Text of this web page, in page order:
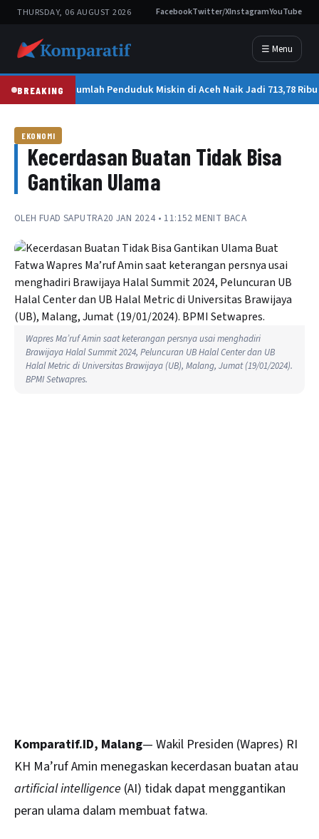
THURSDAY, 06 AUGUST 2026 FacebookTwitter/XInstagramYouTube
☰ Menu
BREAKINGBPS: Jumlah Penduduk Miskin di Aceh Naik Jadi 713,78 Ribu
EKONOMI
Kecerdasan Buatan Tidak Bisa
Gantikan Ulama
OLEH FUAD SAPUTRA20 JAN 2024 • 11:152 MENIT BACA
Wapres Ma’ruf Amin saat keterangan persnya usai menghadiri
Brawijaya Halal Summit 2024, Peluncuran UB Halal Center dan UB
Halal Metric di Universitas Brawijaya (UB), Malang, Jumat (19/01/2024).
BPMI Setwapres.
Komparatif.ID, Malang— Wakil Presiden (Wapres) RI
KH Ma’ruf Amin menegaskan kecerdasan buatan atau
artificial intelligence (AI) tidak dapat menggantikan
peran ulama dalam membuat fatwa.